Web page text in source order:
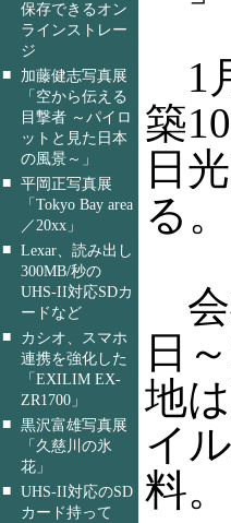
保存できるオン
ラインストレー
ジ
■
加藤健志写真展
「空から伝える
目撃者 ～パイロ
ットと見た日本
の風景～」
■ 平岡正写真展
「Tokyo Bay area
／20xx」
■ Lexar、読み出し
300MB/秒の
UHS-II対応SDカ
ードなど
■
カシオ、スマホ
連携を強化した
「EXILIM EX-
ZR1700」
■ 黒沢富雄写真展
「久慈川の氷
花」
■ UHS-II対応のSD
カード持って
1
築
日
る。
会
日
地
イ
料。